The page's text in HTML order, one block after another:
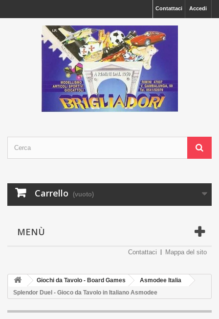
Accedi
Contattaci
Carrello (vuoto)
MENÙ
Contattaci Mappa del sito
Giochi da Tavolo - Board Games
Asmodee Italia
Splendor Duel - Gioco da Tavolo in Italiano Asmodee